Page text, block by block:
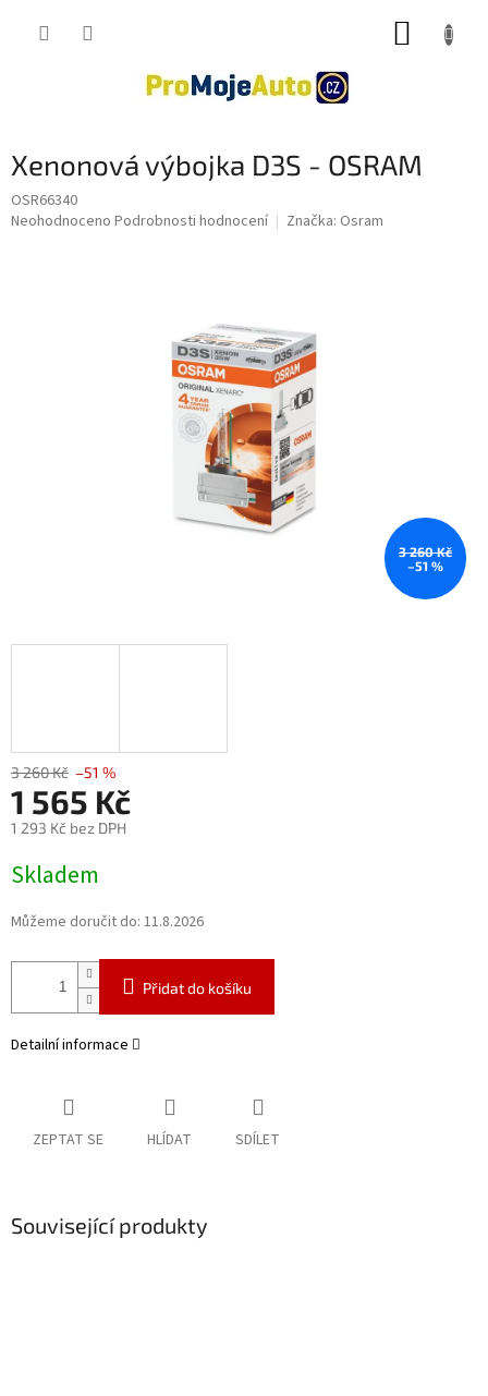
Xenonová výbojka D3S - OSRAM
OSR66340
Průměrné
Neohodnoceno Podrobnosti hodnocení Značka: Osram
3 260 Kč
–51 %
3 260 Kč –51 %
1 565 Kč
1 293 Kč bez DPH
cena:
Skladem
Můžeme doručit do: 11.8.2026
Přidat do košíku
Detailní informace
ZEPTAT SE HLÍDAT SDÍLET
Související produkty